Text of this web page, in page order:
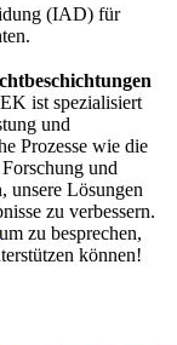
(IAD) für
ist spezialisiert
und
Prozesse wie die
und
unsere Lösungen
zu verbessern.
zu besprechen,
können!